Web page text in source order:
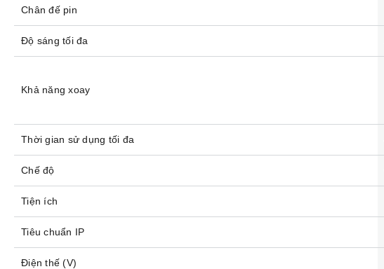
Chân đế pin
Độ sáng tối đa
Khả năng xoay
Thời gian sử dụng tối đa
Chế độ
Tiện ích
Tiêu chuẩn IP
Điện thế (V)